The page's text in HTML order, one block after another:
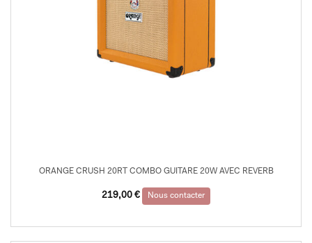
ORANGE CRUSH 20RT COMBO GUITARE 20W AVEC REVERB
219,00 € Nous contacter